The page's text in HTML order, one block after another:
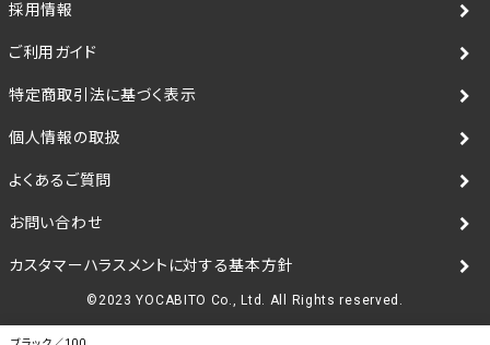
採用情報
ご利用ガイド
特定商取引法に基づく表示
個人情報の取扱
よくあるご質問
お問い合わせ
カスタマーハラスメントに対する基本方針
©2023 YOCABITO Co., Ltd. All Rights reserved.